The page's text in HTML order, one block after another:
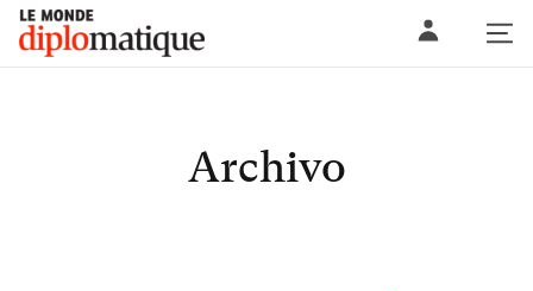
Skip
content
Le monde diplomatique
Archivo